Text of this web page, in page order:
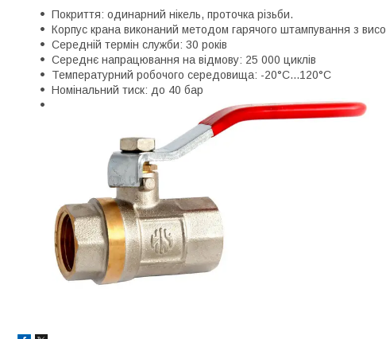
Покриття: одинарний нікель, проточка різьби.
Корпус крана виконаний методом гарячого штампування з
Середній термін служби: 30 років
Середнє напрацювання на відмову: 25 000 циклів
Температурний робочого середовища: -20°С...120°С
Номінальний тиск: до 40 бар